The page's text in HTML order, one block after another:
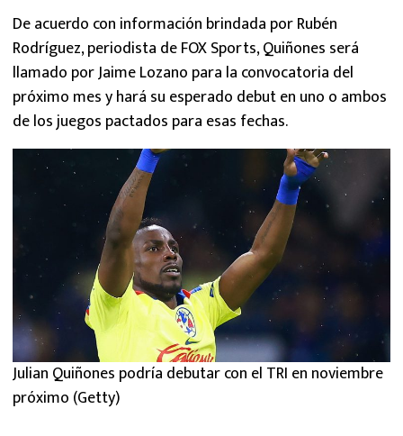
De acuerdo con información brindada por Rubén
Rodríguez, periodista de FOX Sports, Quiñones será
llamado por Jaime Lozano para la convocatoria del
próximo mes y hará su esperado debut en uno o ambos
de los juegos pactados para esas fechas.
Julian Quiñones podría debutar con el TRI en noviembre
próximo (Getty)